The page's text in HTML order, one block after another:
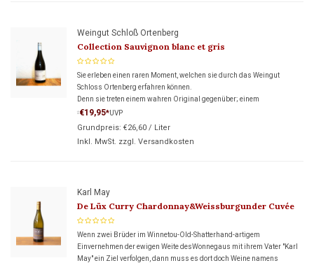
Weingut Schloß Ortenberg
Collection Sauvignon blanc et gris
Sie erleben einen raren Moment, welchen sie durch das Weingut
Schloss Ortenberg erfahren können.
Denn sie treten einem wahren Original gegenüber; einem
außergewöhnlichen Cuvée – geschaffen aus weißem und grauem
*€19,95*UVP
Grundpreis: €26,60 / Liter
Inkl. MwSt. zzgl. Versandkosten
Karl May
De Lüx Curry Chardonnay&Weissburgunder Cuvée
Wenn zwei Brüder im Winnetou-Old-Shatterhand-artigem
Einvernehmen der ewigen Weite desWonnegaus mit ihrem Vater "Karl
May" ein Ziel verfolgen, dann muss es dort doch Weine namens